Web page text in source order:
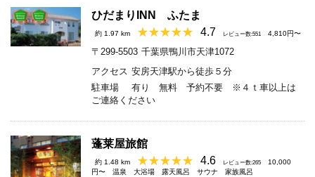
ひだまりINN ふたま
約 1.97 km 4.7 レビュー数:551 4,810円〜
〒299-5503 千葉県鴨川市天津1072
アクセス 安房天津駅から徒歩５分
駐車場
有り 無料 予約不要 ※４ｔ車以上は
ご連絡ください
蓬莱屋旅館
約 1.48 km 4.6 レビュー数:265
10,000
円〜
温泉 大浴場 露天風呂 サウナ 家族風呂